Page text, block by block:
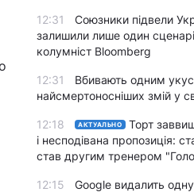
12:31
Союзники підвели
залишили лише один
колумніст Bloomberg
12:31
Вбивають одним
найсмертоносніших змій у
12:18 АКТУАЛЬНО
Торт
і несподівана пропозиція:
став другим тренером
12:15
Google видалить